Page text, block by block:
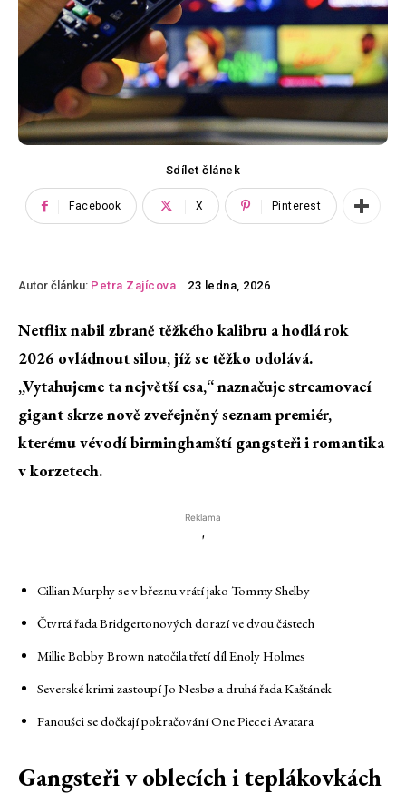
Sdílet článek
Facebook X Pinterest
Autor článku: Petra Zajícova 23 ledna, 2026
Netflix nabil zbraně těžkého kalibru a hodlá rok
2026 ovládnout silou, jíž se těžko odolává.
„Vytahujeme ta největší esa,“ naznačuje streamovací
gigant skrze nově zveřejněný seznam premiér,
kterému vévodí birminghamští gangsteři i romantika
v korzetech.
Reklama
'
Cillian Murphy se v březnu vrátí jako Tommy Shelby
Čtvrtá řada Bridgertonových dorazí ve dvou částech
Millie Bobby Brown natočila třetí díl Enoly Holmes
Severské krimi zastoupí Jo Nesbø a druhá řada Kaštánek
Fanoušci se dočkají pokračování One Piece i Avatara
Gangsteři v oblecích i teplákovkách